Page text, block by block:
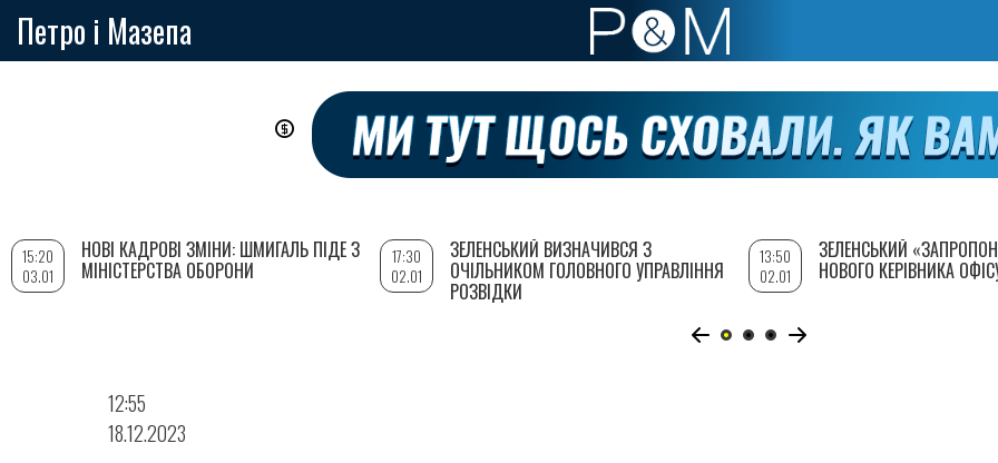
Петро і Мазепа
12:55
18.12.2023
15:20
03.01
НОВІ КАДРОВІ ЗМІНИ: ШМИГАЛЬ ПІДЕ З
МІНІСТЕРСТВА ОБОРОНИ
17:30
02.01
ЗЕЛЕНСЬКИЙ ВИЗНАЧИВСЯ З
ОЧІЛЬНИКОМ ГОЛОВНОГО УПРАВЛІННЯ
РОЗВІДКИ
13:50
02.01
ЗЕЛЕНСЬКИЙ
НОВОГО КЕРІВНИКА